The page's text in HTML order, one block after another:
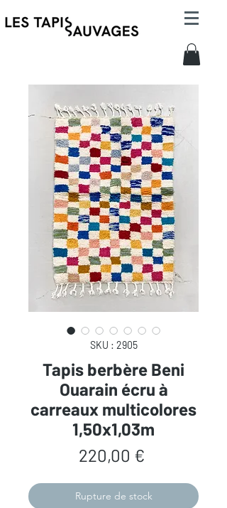
SKU : 2905
Tapis berbère Beni
Ouarain écru à
carreaux multicolores
1,50x1,03m
220,00 €
Rupture de stock